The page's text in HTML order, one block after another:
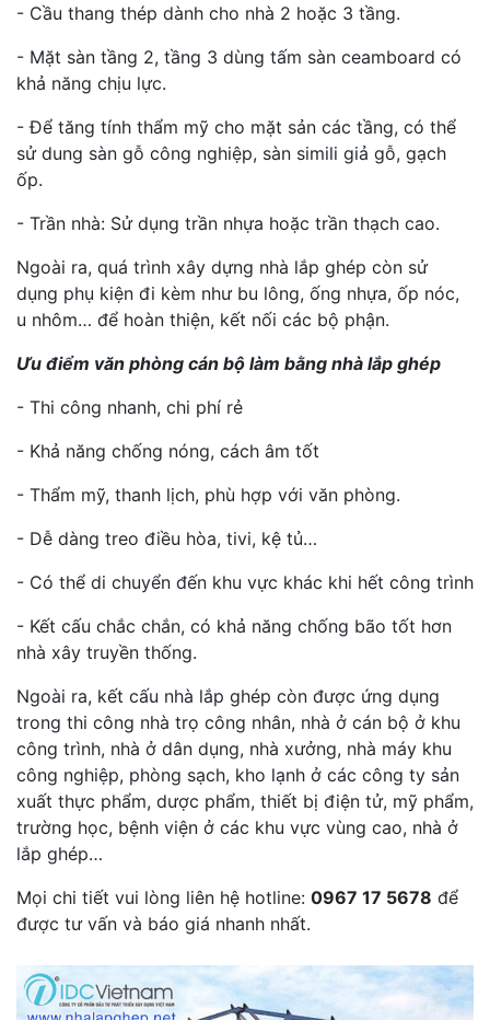
- Cầu thang thép dành cho nhà 2 hoặc 3 tầng.
- Mặt sàn tầng 2, tầng 3 dùng tấm sàn ceamboard có
khả năng chịu lực.
- Để tăng tính thẩm mỹ cho mặt sản các tầng, có thể
sử dung sàn gỗ công nghiệp, sàn simili giả gỗ, gạch
ốp.
- Trần nhà: Sử dụng trần nhựa hoặc trần thạch cao.
Ngoài ra, quá trình xây dựng nhà lắp ghép còn sử
dụng phụ kiện đi kèm như bu lông, ống nhựa, ốp nóc,
u nhôm… để hoàn thiện, kết nối các bộ phận.
Ưu điểm văn phòng cán bộ làm bằng nhà lắp ghép
- Thi công nhanh, chi phí rẻ
- Khả năng chống nóng, cách âm tốt
- Thẩm mỹ, thanh lịch, phù hợp với văn phòng.
- Dễ dàng treo điều hòa, tivi, kệ tủ…
- Có thể di chuyển đến khu vực khác khi hết công trình
- Kết cấu chắc chắn, có khả năng chống bão tốt hơn
nhà xây truyền thống.
Ngoài ra, kết cấu nhà lắp ghép còn được ứng dụng
trong thi công nhà trọ công nhân, nhà ở cán bộ ở khu
công trình, nhà ở dân dụng, nhà xưởng, nhà máy khu
công nghiệp, phòng sạch, kho lạnh ở các công ty sản
xuất thực phẩm, dược phẩm, thiết bị điện tử, mỹ phẩm,
trường học, bệnh viện ở các khu vực vùng cao, nhà ở
lắp ghép…
Mọi chi tiết vui lòng liên hệ hotline: 0967 17 5678 để
được tư vấn và báo giá nhanh nhất.